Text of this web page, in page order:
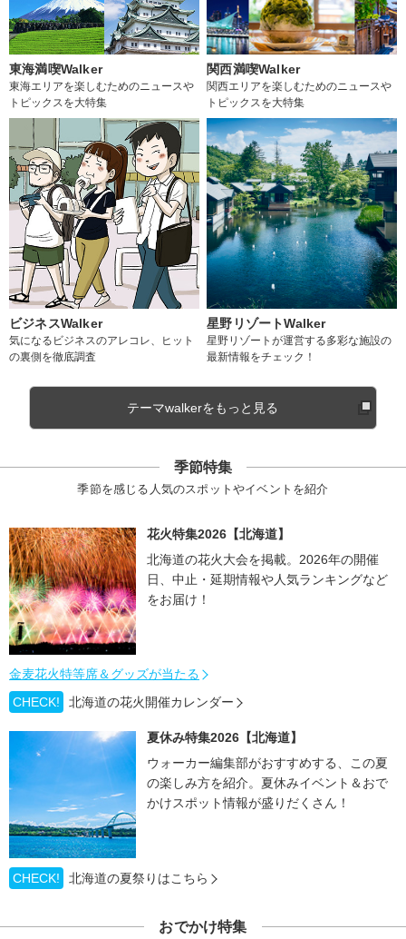
東海満喫Walker
東海エリアを楽しむためのニュースや
トピックスを大特集
関西満喫Walker
関西エリアを楽しむためのニュースや
トピックスを大特集
ビジネスWalker
気になるビジネスのアレコレ、ヒット
の裏側を徹底調査
星野リゾートWalker
星野リゾートが運営する多彩な施設の
最新情報をチェック！
テーマwalkerをもっと見る
季節特集
季節を感じる人気のスポットやイベントを紹介
花火特集2026【北海道】
北海道の花火大会を掲載。2026年の開催
日、中止・延期情報や人気ランキングなど
をお届け！
金麦花火特等席＆グッズが当たる
CHECK!
北海道の花火開催カレンダー
夏休み特集2026【北海道】
ウォーカー編集部がおすすめする、この夏
の楽しみ方を紹介。夏休みイベント＆おで
かけスポット情報が盛りだくさん！
CHECK! 北海道の夏祭りはこちら
おでかけ特集